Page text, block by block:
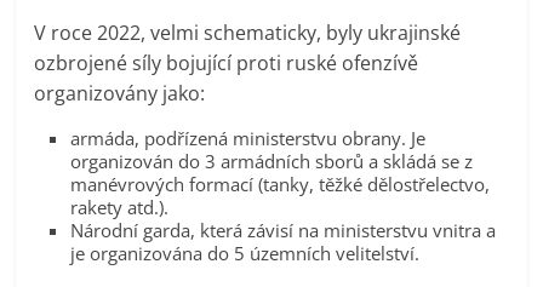
V roce 2022, velmi schematicky, byly ukrajinské
ozbrojené síly bojující proti ruské ofenzívě
organizovány jako:
armáda, podřízená ministerstvu obrany. Je
organizován do 3 armádních sborů a skládá se z
manévrových formací (tanky, těžké dělostřelectvo,
rakety atd.).
Národní garda, která závisí na ministerstvu vnitra a
je organizována do 5 územních velitelství.